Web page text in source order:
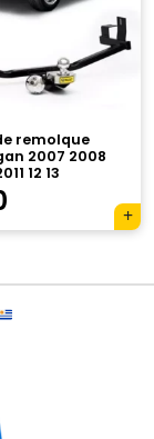
remolque
2007 2008
12 13
precio
actual
es: